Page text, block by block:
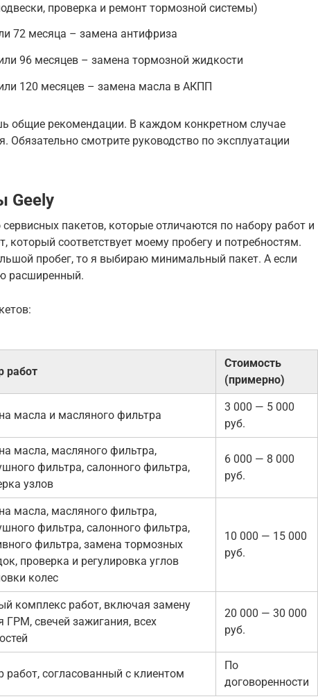
проверка и ремонт тормозной системы)
72 месяца – замена антифриза
96 месяцев – замена тормозной жидкости
120 месяцев – замена масла в АКПП
общие рекомендации. В каждом конкретном случае
Обязательно смотрите руководство по эксплуатации
Geely
сервисных пакетов, которые отличаются по набору работ и
который соответствует моему пробегу и потребностям.
пробег, то я выбираю минимальный пакет. А если
расширенный.
работ
Стоимость
(примерно)
масла и масляного фильтра
3 000 — 5 000
руб.
масла, масляного фильтра,
фильтра, салонного фильтра,
узлов
6 000 — 8 000
руб.
масла, масляного фильтра,
фильтра, салонного фильтра,
фильтра, замена тормозных
проверка и регулировка углов
колес
10 000 — 15 000
руб.
комплекс работ, включая замену
ГРМ, свечей зажигания, всех
20 000 — 30 000
руб.
работ, согласованный с клиентом
По
договоренности